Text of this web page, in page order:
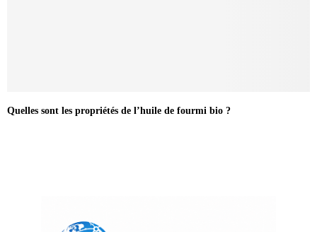
Quelles sont les propriétés de l’huile de fourmi bio ?